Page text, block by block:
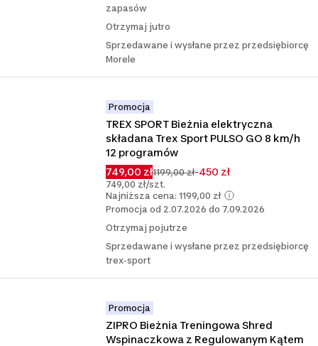
zapasów
Otrzymaj jutro
Sprzedawane i wysłane przez przedsiębiorcę
Morele
Promocja
TREX SPORT Bieżnia elektryczna
składana Trex Sport PULSO GO 8 km/h
12 programów
749,00 zł1199,00 zł-450 zł
749,00 zł/szt.
Najniższa cena: 1199,00 zł
Promocja od 2.07.2026 do 7.09.2026
Otrzymaj pojutrze
Sprzedawane i wysłane przez przedsiębiorcę
trex-sport
Promocja
ZIPRO Bieżnia Treningowa Shred
Wspinaczkowa z Regulowanym Kątem